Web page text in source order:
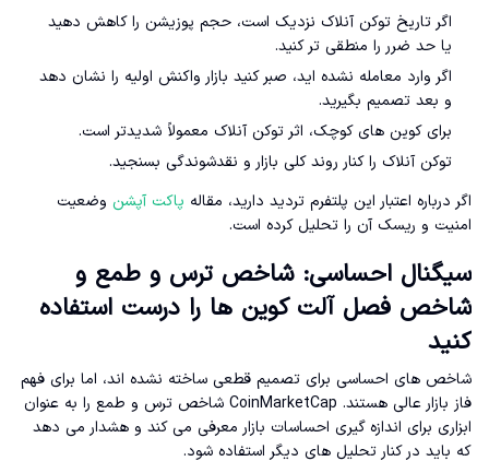
اگر تاریخ توکن آنلاک نزدیک است، حجم پوزیشن را کاهش دهید
یا حد ضرر را منطقی تر کنید.
اگر وارد معامله نشده اید، صبر کنید بازار واکنش اولیه را نشان دهد
و بعد تصمیم بگیرید.
برای کوین های کوچک، اثر توکن آنلاک معمولاً شدیدتر است.
توکن آنلاک را کنار روند کلی بازار و نقدشوندگی بسنجید.
اگر درباره اعتبار این پلتفرم تردید دارید، مقاله پاکت آپشن وضعیت
امنیت و ریسک آن را تحلیل کرده است.
سیگنال احساسی: شاخص ترس و طمع و
شاخص فصل آلت کوین ها را درست استفاده
کنید
شاخص های احساسی برای تصمیم قطعی ساخته نشده اند، اما برای فهم
فاز بازار عالی هستند. CoinMarketCap شاخص ترس و طمع را به عنوان
ابزاری برای اندازه گیری احساسات بازار معرفی می کند و هشدار می دهد
که باید در کنار تحلیل های دیگر استفاده شود.